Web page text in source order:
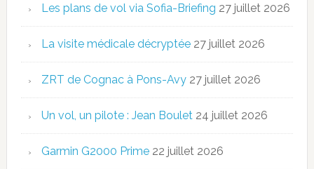
Les plans de vol via Sofia-Briefing 27 juillet 2026
La visite médicale décryptée 27 juillet 2026
ZRT de Cognac à Pons-Avy 27 juillet 2026
Un vol, un pilote : Jean Boulet 24 juillet 2026
Garmin G2000 Prime 22 juillet 2026